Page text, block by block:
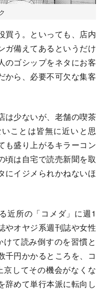
買う。といっても、店内
ガ備えてあるというだけ
のゴシップをネタにお客
から、必要不可欠な集客
は少ないが、老舗の喫茶
ことは皆無に近いと思
も盛り上がるキラーコン
頃は自宅で読売新聞を取
にイジメられかねないほ
近所の「コメダ」に週1
やオヤジ系週刊誌や女性
て読み倒すのを習慣と
千円かかるところを、コ
してその機会がなくな
辞めて単行本派に転向し